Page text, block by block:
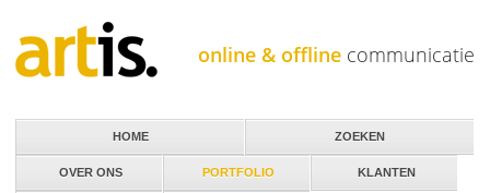
online & offline communicatie
HOME
OVER ONS PORTFOLIO KLANTEN
ZOEKEN